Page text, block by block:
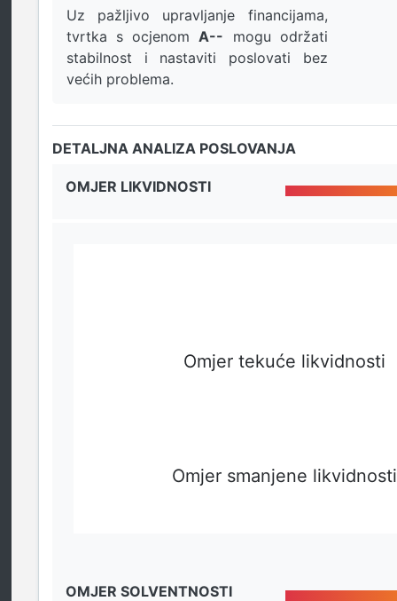
Uz pažljivo upravljanje financijama,
tvrtka s ocjenomA-- mogu održati
stabilnost i nastaviti poslovati bez
većih problema.
DETALJNA ANALIZA POSLOVANJA
OMJER LIKVIDNOSTI
Omjer tekuće likvidnosti
Omjer smanjene likvidnosti
OMJER SOLVENTNOSTI